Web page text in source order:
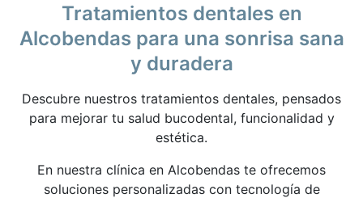
Tratamientos dentales en
Alcobendas para una sonrisa sana
y duradera
Descubre nuestros tratamientos dentales, pensados
para mejorar tu salud bucodental, funcionalidad y
estética.
En nuestra clínica en Alcobendas te ofrecemos
soluciones personalizadas con tecnología de